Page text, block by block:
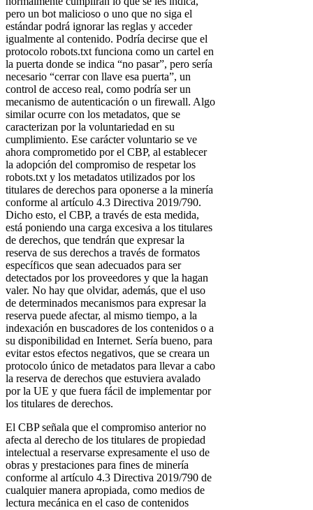
pero un bot malicioso o uno que no siga el
estándar podrá ignorar las reglas y acceder
igualmente al contenido. Podría decirse que el
protocolo robots.txt funciona como un cartel en
la puerta donde se indica “no pasar”, pero sería
necesario “cerrar con llave esa puerta”, un
control de acceso real, como podría ser un
mecanismo de autenticación o un firewall. Algo
similar ocurre con los metadatos, que se
caracterizan por la voluntariedad en su
cumplimiento. Ese carácter voluntario se ve
ahora comprometido por el CBP, al establecer
la adopción del compromiso de respetar los
robots.txt y los metadatos utilizados por los
titulares de derechos para oponerse a la minería
conforme al artículo 4.3 Directiva 2019/790.
Dicho esto, el CBP, a través de esta medida,
está poniendo una carga excesiva a los titulares
de derechos, que tendrán que expresar la
reserva de sus derechos a través de formatos
específicos que sean adecuados para ser
detectados por los proveedores y que la hagan
valer. No hay que olvidar, además, que el uso
de determinados mecanismos para expresar la
reserva puede afectar, al mismo tiempo, a la
indexación en buscadores de los contenidos o a
su disponibilidad en Internet. Sería bueno, para
evitar estos efectos negativos, que se creara un
protocolo único de metadatos para llevar a cabo
la reserva de derechos que estuviera avalado
por la UE y que fuera fácil de implementar por
los titulares de derechos.
El CBP señala que el compromiso anterior no
afecta al derecho de los titulares de propiedad
intelectual a reservarse expresamente el uso de
obras y prestaciones para fines de minería
conforme al artículo 4.3 Directiva 2019/790 de
cualquier manera apropiada, como medios de
lectura mecánica en el caso de contenidos